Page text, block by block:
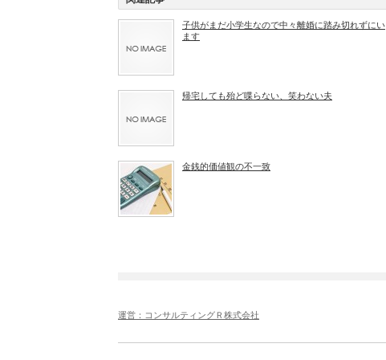
子供がまだ小学生なので中々離婚に踏み切れずにい
ます
帰宅しても殆ど喋らない、笑わない夫
金銭的価値観の不一致
運営：コンサルティングＲ株式会社